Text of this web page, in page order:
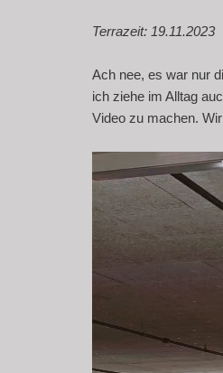
Terrazeit: 19.11.2023
Ach nee, es war nur
ich ziehe im Alltag
Video zu machen.
Player